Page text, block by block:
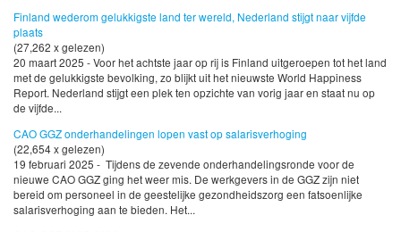
Finland wederom gelukkigste land ter wereld, Nederland stijgt naar vijfde
plaats
(27,262 x gelezen)
20 maart 2025 - Voor het achtste jaar op rij is Finland uitgeroepen tot het land
met de gelukkigste bevolking, zo blijkt uit het nieuwste World Happiness
Report. Nederland stijgt een plek ten opzichte van vorig jaar en staat nu op
de vijfde...
CAO GGZ onderhandelingen lopen vast op salarisverhoging
(22,654 x gelezen)
19 februari 2025 - Tijdens de zevende onderhandelingsronde voor de
nieuwe CAO GGZ ging het weer mis. De werkgevers in de GGZ zijn niet
bereid om personeel in de geestelijke gezondheidszorg een fatsoenlijke
salarisverhoging aan te bieden. Het...